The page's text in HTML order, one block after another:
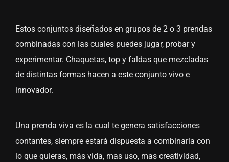
Estos conjuntos diseñados en grupos de 2 o 3 prendas
combinadas con las cuales puedes jugar, probar y
experimentar. Chaquetas, top y faldas que mezcladas
de distintas formas hacen a este conjunto vivo e
innovador.
Una prenda viva es la cual te genera satisfacciones
contantes, siempre estará dispuesta a combinarla con
lo que quieras, más vida, mas uso, mas creatividad,